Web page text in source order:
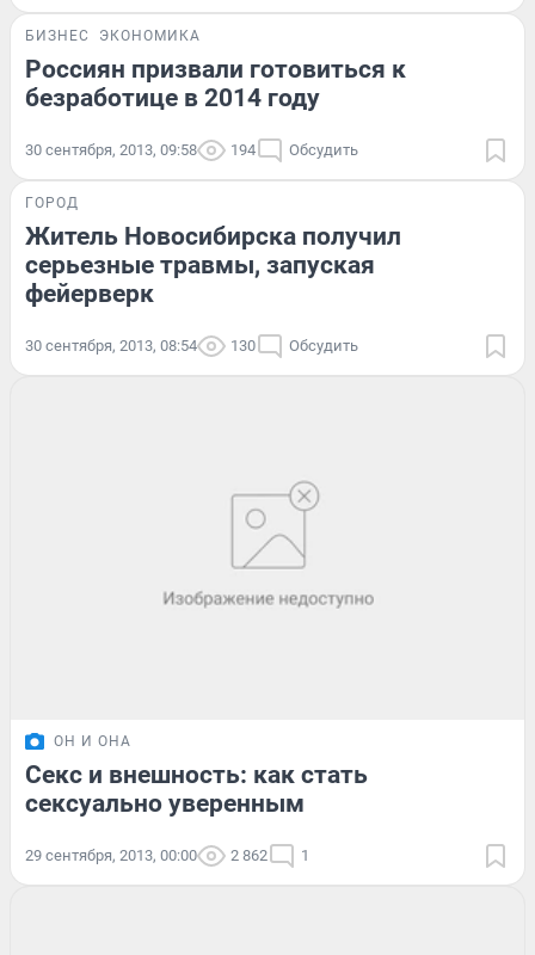
БИЗНЕС ЭКОНОМИКА
Россиян призвали готовиться к
безработице в 2014 году
30 сентября, 2013, 09:58 194 Обсудить
ГОРОД
Житель Новосибирска получил
серьезные травмы, запуская
фейерверк
30 сентября, 2013, 08:54 130 Обсудить
ОН И ОНА
Секс и внешность: как стать
сексуально уверенным
29 сентября, 2013, 00:00 2 862 1